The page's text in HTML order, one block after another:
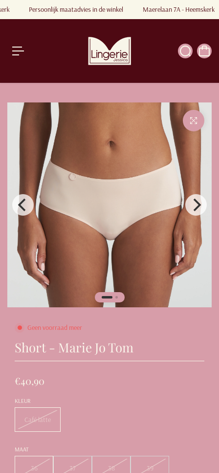
a
a
l
Persoonlijk maatadvies in de winkel Maerelaan 7A - Heemskerk
Geen voorraad meer
Short - Marie Jo Tom
€40,90
KLEUR
Café latte
MAAT
36 37 38 39